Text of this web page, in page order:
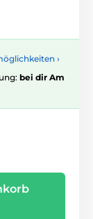
›
bei dir Am